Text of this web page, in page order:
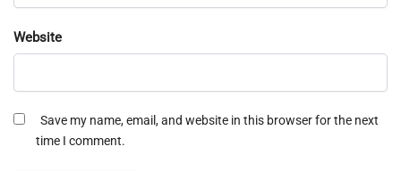
Website
Save my name, email, and website in this browser for the next
time I comment.